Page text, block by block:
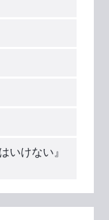
いけない』